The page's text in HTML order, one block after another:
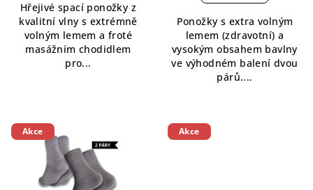
z
5
hvězdiček.
Hřejivé spací ponožky z
kvalitní vlny s extrémně
volným lemem a froté
masážním chodidlem
pro...
Ponožky s extra volným
lemem (zdravotní) a
vysokým obsahem bavlny
ve výhodném balení dvou
párů....
Akce Akce